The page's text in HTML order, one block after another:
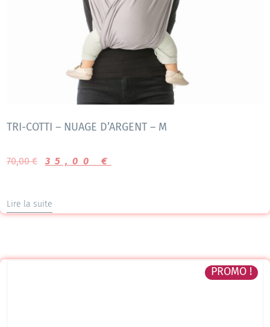
TRI-COTTI – NUAGE D’ARGENT – M
70,00€ 35,00 €
Lire la suite
PROMO !